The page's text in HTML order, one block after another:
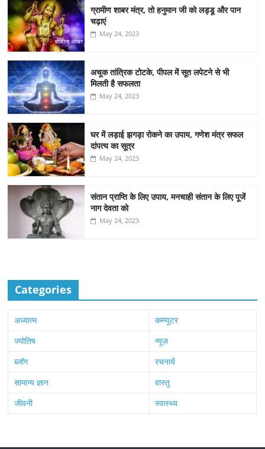
ग्रामीण शाबर मंत्र, तो हनुमान जी को लड्डू और पान
चढ़ाएं
May 24, 2023
अचूक तांत्रिक टोटके, पीपल में सूत लपेटने से भी
मिलती है सफलता
May 24, 2023
घर में लड़ाई झगड़ा रोकने का उपाय, गणेश मंत्र सफल
दांपत्य का सूत्र
May 24, 2023
संतान प्राप्ति के लिए उपाय, मनचाही संतान के लिए पूजें
नाग देवता को
May 24, 2023
Categories
अध्यात्म
कम्प्यूटर
ज्योतिष
न्यूज़
ब्लॉग
रचनायें
सामान्य ज्ञान
वास्तु
जीवनी
स्वास्थ्य